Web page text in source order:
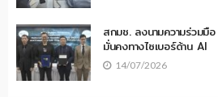
สกมช. ลงนามความร่วมมื
มั่นคงทางไซเบอร์ด้าน AI
14/07/2026